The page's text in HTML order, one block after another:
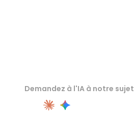
Demandez à l'IA à notre sujet